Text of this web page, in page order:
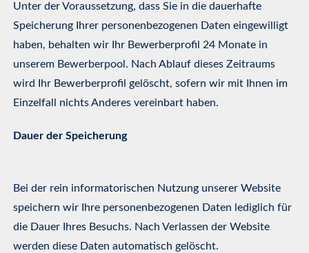
Unter der Voraussetzung, dass Sie in die dauerhafte
Speicherung Ihrer personenbezogenen Daten eingewilligt
haben, behalten wir Ihr Bewerberprofil 24 Monate in
unserem Bewerberpool. Nach Ablauf dieses Zeitraums
wird Ihr Bewerberprofil gelöscht, sofern wir mit Ihnen im
Einzelfall nichts Anderes vereinbart haben.
Dauer der Speicherung
Bei der rein informatorischen Nutzung unserer Website
speichern wir Ihre personenbezogenen Daten lediglich für
die Dauer Ihres Besuchs. Nach Verlassen der Website
werden diese Daten automatisch gelöscht.